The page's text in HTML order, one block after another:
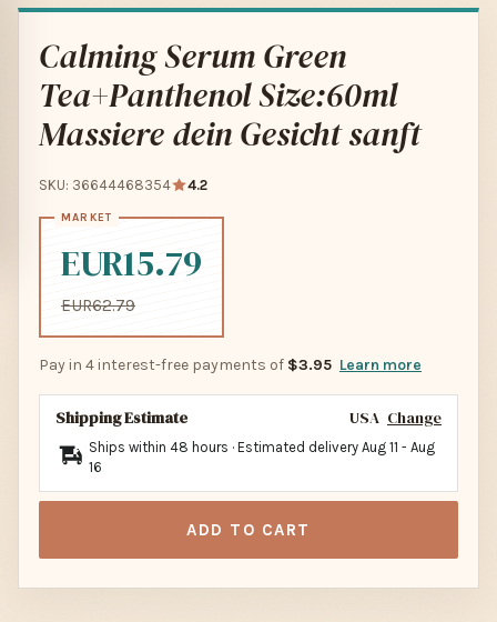
Calming Serum Green
Tea+Panthenol Size:60ml
Massiere dein Gesicht sanft
SKU: 36644468354 4.2
EUR15.79
EUR62.79
Pay in 4 interest-free payments of $3.95 Learn more
Shipping Estimate USA Change
Ships within 48 hours · Estimated delivery Aug 11 - Aug
16
ADD TO CART